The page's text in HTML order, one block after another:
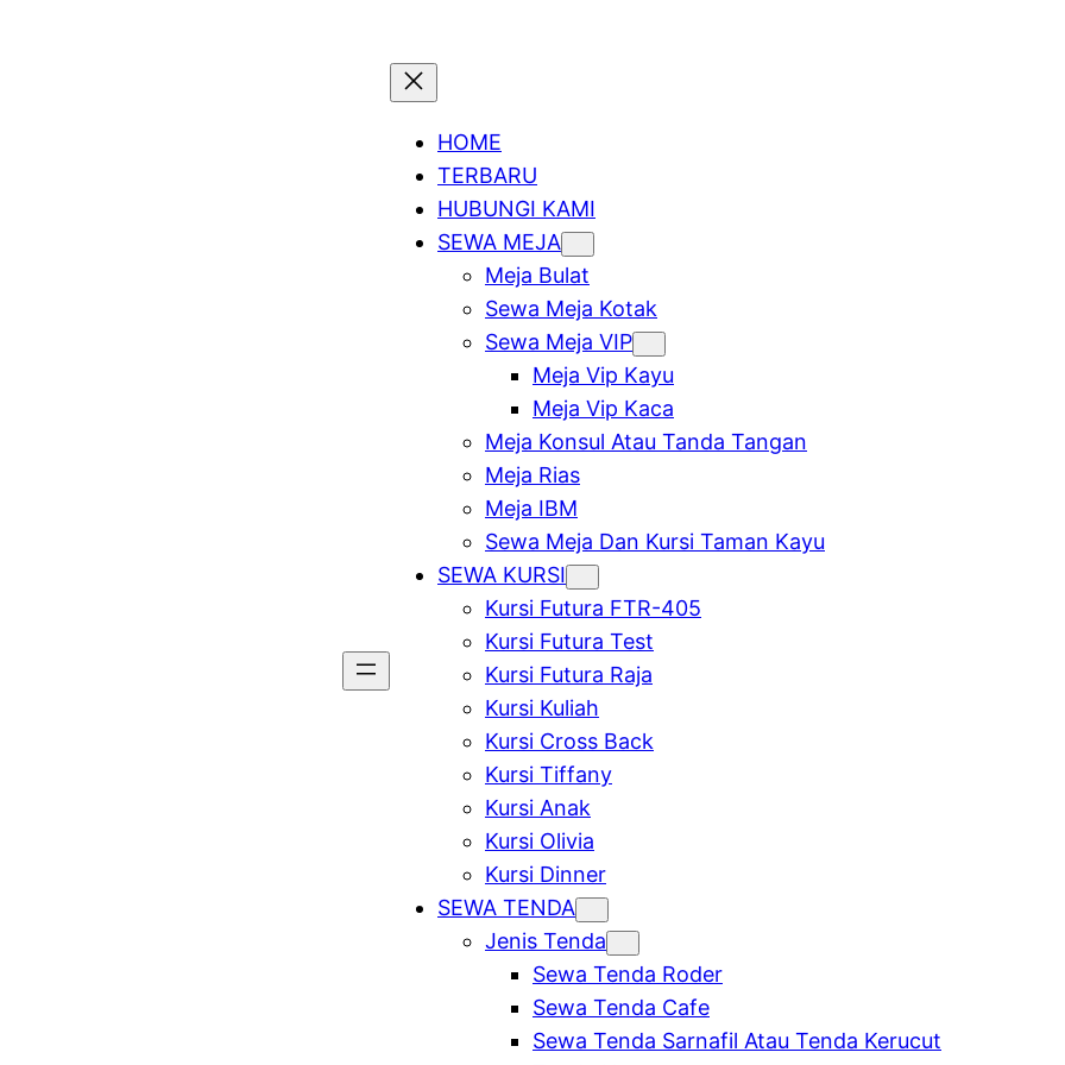
HOME
TERBARU
HUBUNGI KAMI
SEWA MEJA
Meja Bulat
Sewa Meja Kotak
Sewa Meja VIP
Meja Vip Kayu
Meja Vip Kaca
Meja Konsul Atau Tanda Tangan
Meja Rias
Meja IBM
Sewa Meja Dan Kursi Taman Kayu
SEWA KURSI
Kursi Futura FTR-405
Kursi Futura Test
Kursi Futura Raja
Kursi Kuliah
Kursi Cross Back
Kursi Tiffany
Kursi Anak
Kursi Olivia
Kursi Dinner
SEWA TENDA
Jenis Tenda
Sewa Tenda Roder
Sewa Tenda Cafe
Sewa Tenda Sarnafil Atau Tenda Kerucut